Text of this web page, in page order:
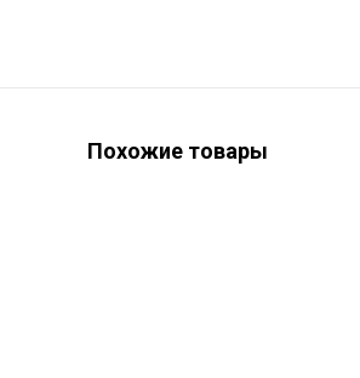
Похожие товары